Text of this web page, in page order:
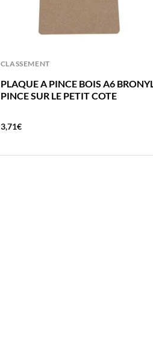
CLASSEMENT
PLAQUE A PINCE BOIS A6 BRONYL
PINCE SUR LE PETIT COTE
3,71€